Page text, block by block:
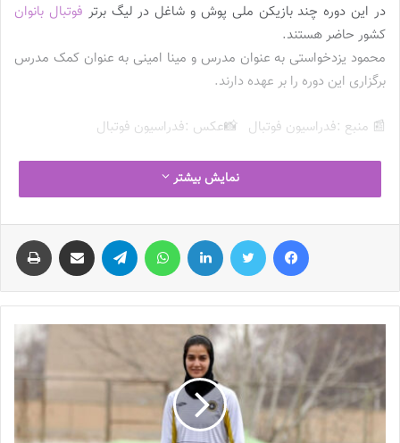
در این دوره چند بازیکن ملی پوش و شاغل در لیگ برتر فوتبال بانوان
کشور حاضر هستند.
محمود یزدخواستی به عنوان مدرس و مینا امینی به عنوان کمک مدرس
برگزاری این دوره را بر عهده دارند.
📰 منبع :فدراسیون فوتبال 📸عکس :فدراسیون فوتبال
در این دوره چند بازیکن ملی پوش و شاغل در لیگ برتر فوتبال
بانوان کشور حاضر هستند.
محمود یزدخواستی به عنوان مدرس و مینا امینی به عنوان کمک مدرس
برگزاری این دوره را بر عهده دارند.
چالش هاى ليست جدید تيم ملى فوتبال
زنان
2023-06-14
نمایش بیشتر